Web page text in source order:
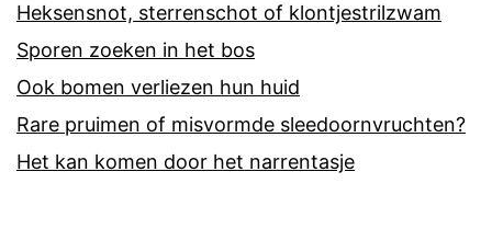
Heksensnot, sterrenschot of klontjestrilzwam
Sporen zoeken in het bos
Ook bomen verliezen hun huid
Rare pruimen of misvormde sleedoornvruchten?
Het kan komen door het narrentasje